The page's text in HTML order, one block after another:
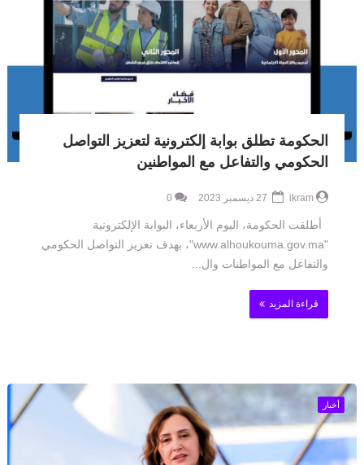
الحكومة تطلق بوابة إلكترونية لتعزيز التواصل
الحكومي والتفاعل مع المواطنين
ikram
0
أطلقت الحكومة، اليوم الأربعاء، البوابة الإلكترونية
"www.alhoukouma.gov.ma"، بهدف تعزيز التواصل الحكومي
والتفاعل مع المواطنات وال...
قراءة المزيد
أخبار